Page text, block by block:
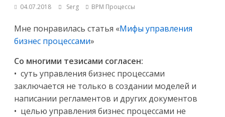
04.07.2018 Serg BPM Процессы
Мне понравилась статья «Мифы управления
бизнес процессами»
Со многими тезисами согласен:
• суть управления бизнес процессами
заключается не только в создании моделей и
написании регламентов и других документов
• целью управления бизнес процессами не